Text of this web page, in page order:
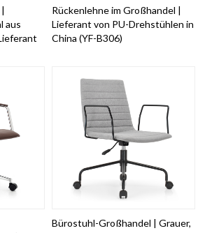
aus
Rückenlehne im Großhandel |
Lieferant von PU-Drehstühlen in
China (YF-B306)
Bürostuhl-Großhandel | Grauer,